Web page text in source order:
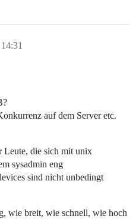
auf dem Server etc.
Leute, die sich mit unix
sysadmin eng
sind nicht unbedingt
wie breit, wie schnell, wie hoch